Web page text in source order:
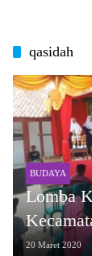
qasidah
BUDAYA
Lomba
20 Maret 2020